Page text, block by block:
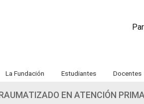
La Fundación Estudiantes Docentes
EN ATENCIÓN